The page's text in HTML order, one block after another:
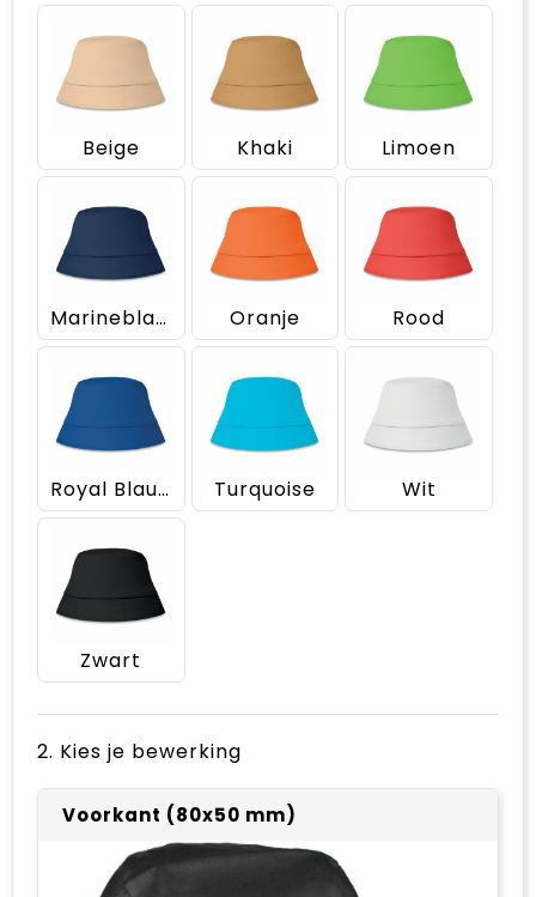
Beige Khaki Limoen
Marineblauw Oranje Rood
Royal Blauw Turquoise Wit
Zwart
2. Kies je bewerking
Voorkant (80x50 mm)